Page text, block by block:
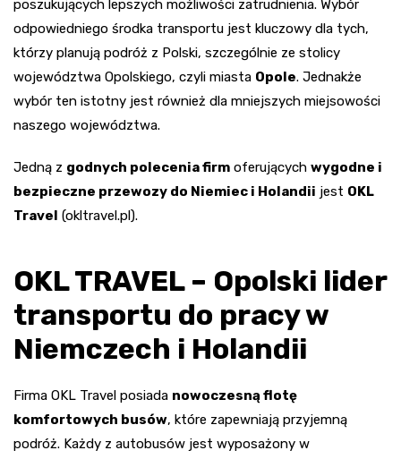
poszukujących lepszych możliwości zatrudnienia. Wybór
odpowiedniego środka transportu jest kluczowy dla tych,
którzy planują podróż z Polski, szczególnie ze stolicy
województwa Opolskiego, czyli miasta Opole. Jednakże
wybór ten istotny jest również dla mniejszych miejsowości
naszego województwa.
Jedną z godnych polecenia firm oferujących wygodne i
bezpieczne przewozy do Niemiec i Holandii jest OKL
Travel (okltravel.pl).
OKL TRAVEL – Opolski lider
transportu do pracy w
Niemczech i Holandii
Firma OKL Travel posiada nowoczesną flotę
komfortowych busów, które zapewniają przyjemną
podróż. Każdy z autobusów jest wyposażony w